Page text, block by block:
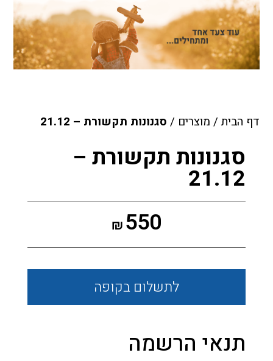
דף הבית / מוצרים / סגנונות תקשורת – 21.12
סגנונות תקשורת –
21.12
₪550
לתשלום בקופה
תנאי הרשמה